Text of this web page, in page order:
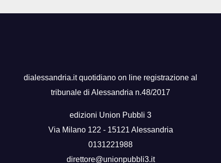
dialessandria.it quotidiano on line registrazione al
tribunale di Alessandria n.48/2017
edizioni Union Pubbli 3
Via Milano 122 - 15121 Alessandria
0131221988
direttore@unionpubbli3.it